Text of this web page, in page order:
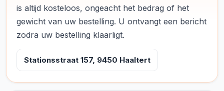
is altijd kosteloos, ongeacht het bedrag of het
gewicht van uw bestelling. U ontvangt een bericht
zodra uw bestelling klaarligt.
Stationsstraat 157, 9450 Haaltert